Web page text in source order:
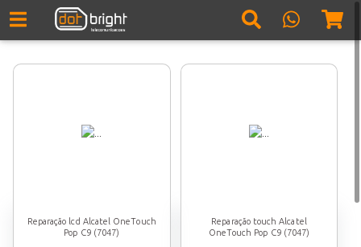
Reparação lcd Alcatel OneTouch
Pop C9 (7047)
Reparação touch Alcatel
OneTouch Pop C9 (7047)